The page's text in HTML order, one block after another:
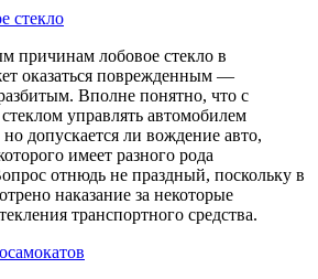
стекло
причинам лобовое стекло в
оказаться поврежденным —
Вполне понятно, что с
управлять автомобилем
но допускается ли вождение авто,
имеет разного рода
отнюдь не праздный, поскольку в
наказание за некоторые
транспортного средства.